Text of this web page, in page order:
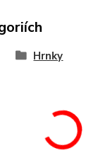
Hrnky